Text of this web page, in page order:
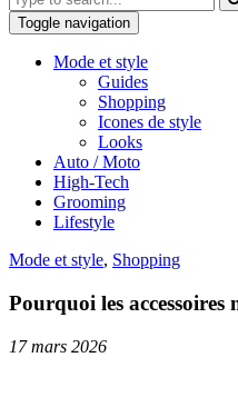
Toggle navigation
Mode et style
Guides
Shopping
Icones de style
Looks
Auto / Moto
High-Tech
Grooming
Lifestyle
Mode et style, Shopping
Pourquoi les
17 mars 2026